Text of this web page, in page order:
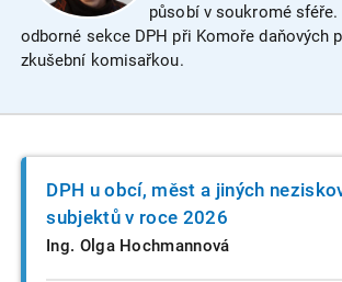
působí v soukromé
odborné sekce DPH při Komoře daňových
zkušební komisařkou.
DPH u obcí, měst a jiných
subjektů v roce 2026
Ing. Olga Hochmannová